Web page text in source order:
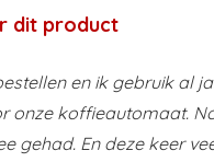
dit product
en ik gebruik al
onze koffieautomaat.
gehad. En deze keer